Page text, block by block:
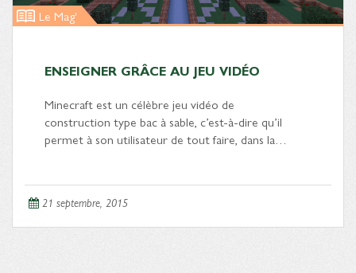
Le Mag'
ENSEIGNER GRÂCE AU JEU VIDÉO
Minecraft est un célèbre jeu vidéo de
construction type bac à sable, c’est-à-dire qu’il
permet à son utilisateur de tout faire, dans la…
21 septembre, 2015